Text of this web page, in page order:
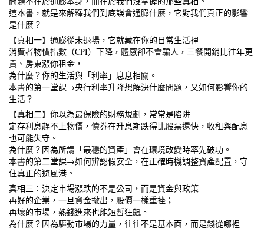
Skip to main content
這本書，就是來解釋我們到底誤會通膨什麼，它對我們真正的影響
是什麼？
【真相一】通膨從未退場，它就藏在你的日常生活裡
消費者物價指數（CPI）下降，體感卻不會騙人，三餐開銷比往年更
貴、房東漲你租金，
為什麼？你的生活與「利率」息息相關。
本書的第一堂課→央行利率升降想解決什麼問題，又如何影響你的
生活？
【真相二】你以為最保險的財務規劃，常常是陷阱
定存利息趕不上物價，債券在升息期跌得比股票還快，收租與配息
也可能失守。
為什麼？因為所謂「最穩的資產」會在環境改變時率先破功。
本書的第二堂課→如何辨認假安全，在正確時機調整資產配置，守
住真正的避風港。
真相三：決定市場漲跌的不是公司，而是資金與政策
再好的企業，一旦資金撤出，股價一樣重挫；
再壞的市場，熱錢進來也能短暫狂飆。
為什麼？因為驅動市場的力量，往往不是基本面，而是錢從哪裡